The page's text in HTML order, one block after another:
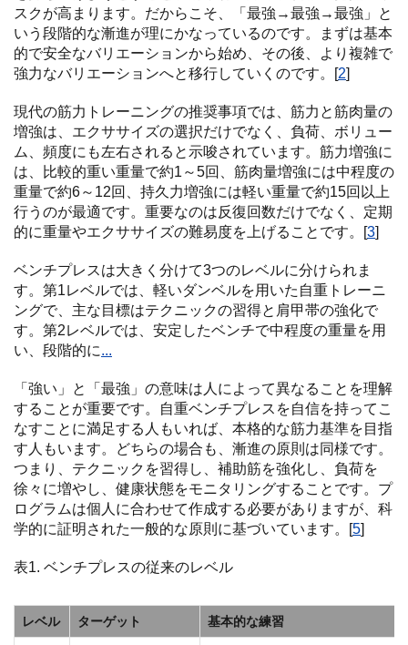
スクが高まります。だからこそ、「最強→最強→最強」と
いう段階的な漸進が理にかなっているのです。まずは基本
的で安全なバリエーションから始め、その後、より複雑で
強力なバリエーションへと移行していくのです。[2]
現代の筋力トレーニングの推奨事項では、筋力と筋肉量の
増強は、エクササイズの選択だけでなく、負荷、ボリュー
ム、頻度にも左右されると示唆されています。筋力増強に
は、比較的重い重量で約1～5回、筋肉量増強には中程度の
重量で約6～12回、持久力増強には軽い重量で約15回以上
行うのが最適です。重要なのは反復回数だけでなく、定期
的に重量やエクササイズの難易度を上げることです。[3]
ベンチプレスは大きく分けて3つのレベルに分けられま
す。第1レベルでは、軽いダンベルを用いた自重トレーニ
ングで、主な目標はテクニックの習得と肩甲帯の強化で
す。第2レベルでは、安定したベンチで中程度の重量を用
い、段階的に...
「強い」と「最強」の意味は人によって異なることを理解
することが重要です。自重ベンチプレスを自信を持ってこ
なすことに満足する人もいれば、本格的な筋力基準を目指
す人もいます。どちらの場合も、漸進の原則は同様です。
つまり、テクニックを習得し、補助筋を強化し、負荷を
徐々に増やし、健康状態をモニタリングすることです。プ
ログラムは個人に合わせて作成する必要がありますが、科
学的に証明された一般的な原則に基づいています。[5]
表1. ベンチプレスの従来のレベル
レベル ターゲット 基本的な練習